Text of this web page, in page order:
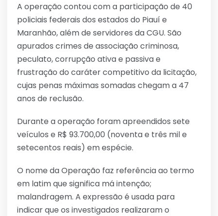
A operação contou com a participação de 40
policiais federais dos estados do Piauí e
Maranhão, além de servidores da CGU. São
apurados crimes de associação criminosa,
peculato, corrupção ativa e passiva e
frustração do caráter competitivo da licitação,
cujas penas máximas somadas chegam a 47
anos de reclusão.
Durante a operação foram apreendidos sete
veículos e R$ 93.700,00 (noventa e três mil e
setecentos reais) em espécie.
O nome da Operação faz referência ao termo
em latim que significa má intenção;
malandragem. A expressão é usada para
indicar que os investigados realizaram o